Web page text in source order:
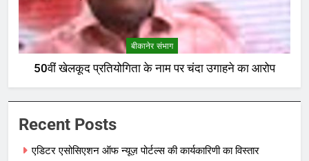
बीकानेर संभाग
50वीं खेलकूद प्रतियोगिता के नाम पर चंदा उगाहने का आरोप
Recent Posts
एडिटर एसोसिएशन ऑफ न्यूज़ पोर्टल्स की कार्यकारिणी का विस्तार